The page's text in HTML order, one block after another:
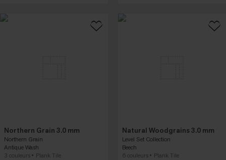
Northern Grain 3.0 mm
Northern Grain
Antique Wash
3 couleurs
Plank Tile
Natural Woodgrains 3.0 mm
Level Set Collection
Beech
6 couleurs
Plank Tile